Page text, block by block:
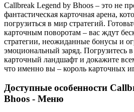
Callbreak Legend by Bhoos – это не
фантастическая карточная арена,
погрузиться в мир стратегий.
карточным поворотам – вас ждут
стратегии, неожиданные бонусы и
эмоциональный заряд. Погрузитесь
карточный ландшафт и докажите
что именно вы – король карточных
Доступные особенности
Bhoos - Меню